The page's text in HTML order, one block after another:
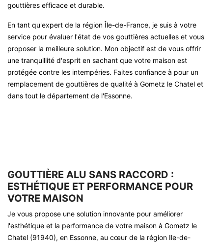
gouttières efficace et durable.
En tant qu'expert de la région Île-de-France, je suis à votre
service pour évaluer l'état de vos gouttières actuelles et vous
proposer la meilleure solution. Mon objectif est de vous offrir
une tranquillité d'esprit en sachant que votre maison est
protégée contre les intempéries. Faites confiance à pour un
remplacement de gouttières de qualité à Gometz le Chatel et
dans tout le département de l'Essonne.
GOUTTIÈRE ALU SANS RACCORD :
ESTHÉTIQUE ET PERFORMANCE POUR
VOTRE MAISON
Je vous propose une solution innovante pour améliorer
l'esthétique et la performance de votre maison à Gometz le
Chatel (91940), en Essonne, au cœur de la région Ile-de-